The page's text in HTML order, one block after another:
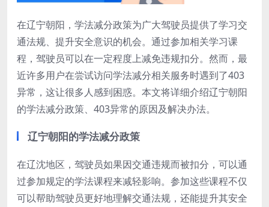
在辽宁朝阳，学法减分政策为广大驾驶员提供了学习交
通法规、提升安全意识的机会。通过参加相关学习课
程，驾驶员可以在一定程度上减免违规扣分。然而，最
近许多用户在尝试访问学法减分相关服务时遇到了403
异常，这让很多人感到困惑。本文将详细介绍辽宁朝阳
的学法减分政策、403异常的原因及解决办法。
辽宁朝阳的学法减分政策
在辽沈地区，驾驶员如果因交通违规而被扣分，可以通
过参加规定的学法课程来减轻影响。参加这些课程不仅
可以帮助驾驶员更好地理解交通法规，还能提升其安全